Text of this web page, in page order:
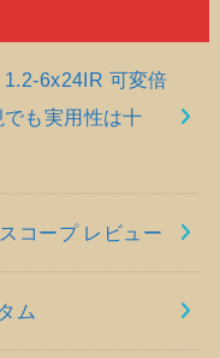
1.2-6x24IR 可変倍
も実用性は十
コープ レビュー
ム